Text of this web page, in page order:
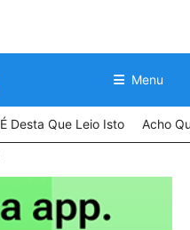
Menu
É Desta Que Leio Isto Acho